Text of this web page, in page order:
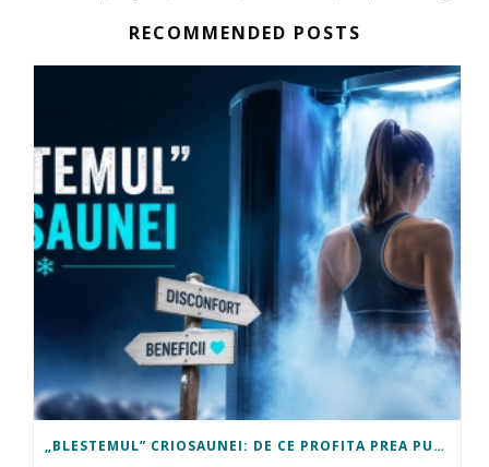
RECOMMENDED POSTS
„BLESTEMUL” CRIOSAUNEI: DE CE PROFITA PREA PUTINI OAMENI DE BENEFICIILE EI